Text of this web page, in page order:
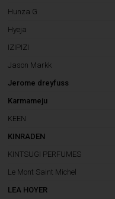
Hunza G
Hyeja
IZIPIZI
Jason Markk
Jerome dreyfuss
Karmameju
KEEN
KINRADEN
KINTSUGI PERFUMES
Le Mont Saint Michel
LEA HOYER